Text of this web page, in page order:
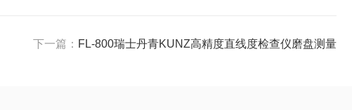
下一篇： FL-800瑞士丹青KUNZ高精度直线度检查仪磨盘测量